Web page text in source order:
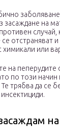
засаждане на
случай,
се отстраняват
химикали или
на пеперудите
по този
трябва да се